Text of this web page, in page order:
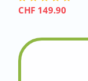
CHF 149.90